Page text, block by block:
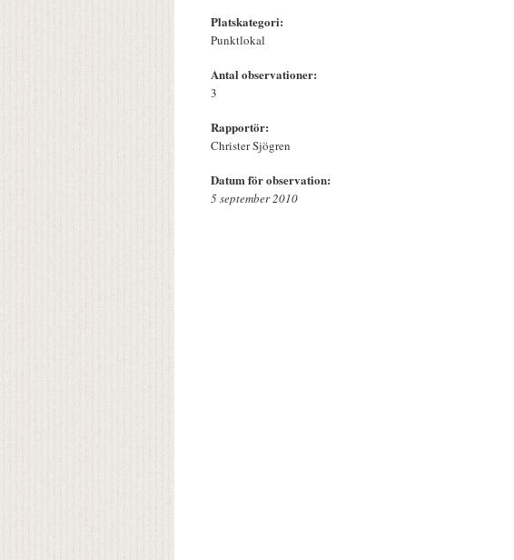
Platskategori:
Punktlokal
Antal observationer:
3
Rapportör:
Christer Sjögren
Datum för observation:
5 september 2010